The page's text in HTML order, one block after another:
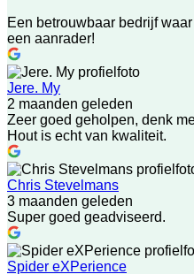
Een betrouwbaar bedrijf
een aanrader!
Jere. My
2 maanden geleden
Zeer goed geholpen, denk
Hout is echt van kwaliteit.
Chris Stevelmans
3 maanden geleden
Super goed geadviseerd.
Spider eXPerience